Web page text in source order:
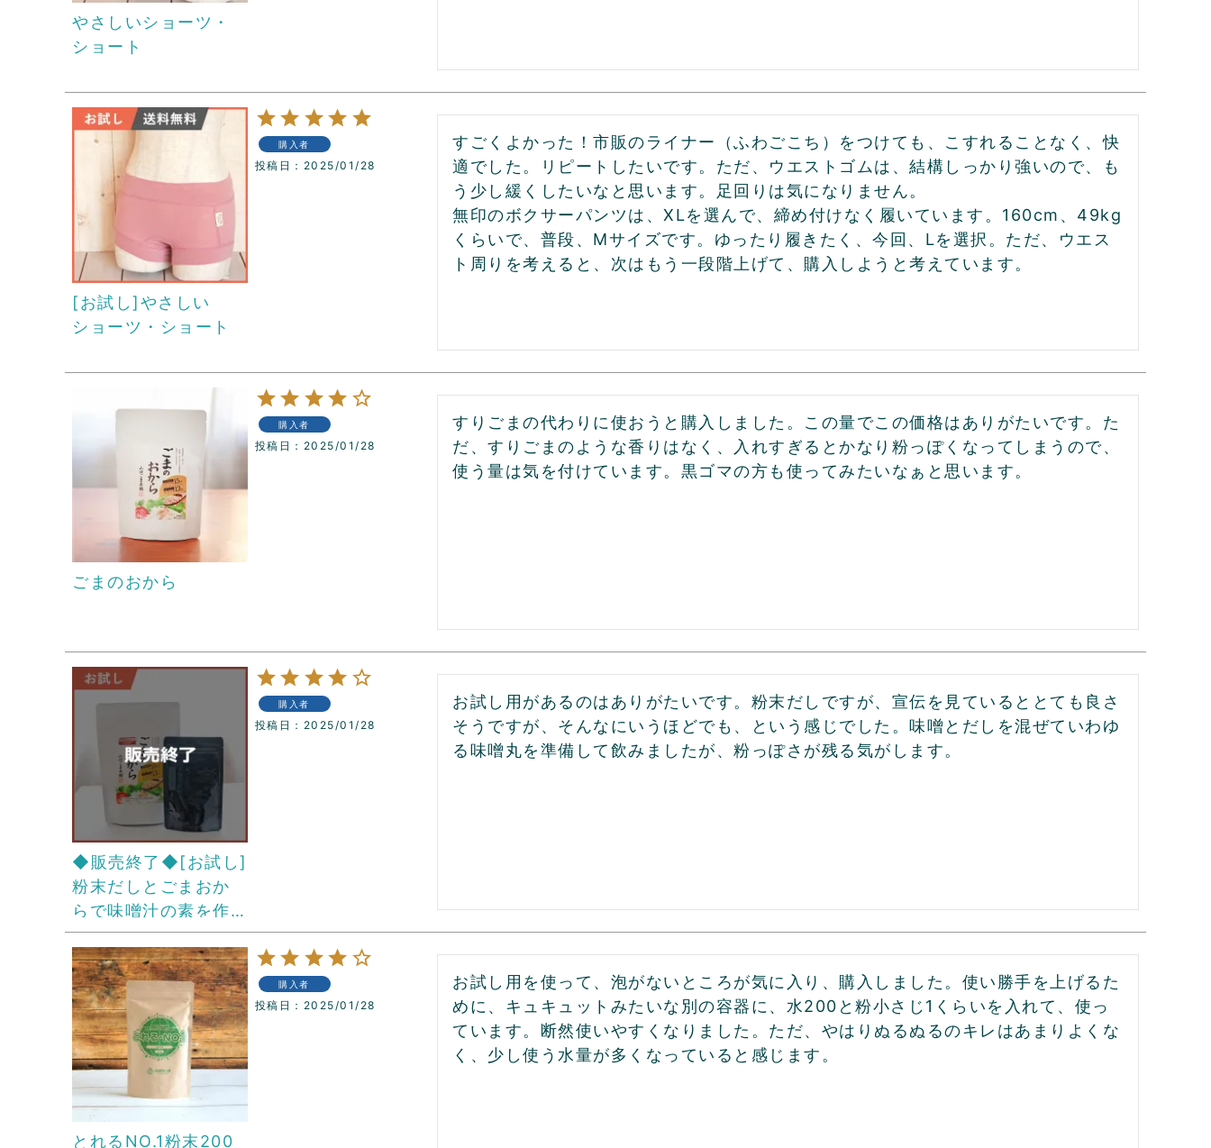
やさしいショーツ・
ショート
[お試し]やさしい
ショーツ・ショート
購入者
投稿日 2025/01/28
すごくよかった！市販のライナー（ふわごこち）をつけても、こすれることなく、快
適でした。リピートしたいです。ただ、ウエストゴムは、結構しっかり強いので、も
う少し緩くしたいなと思います。足回りは気になりません。
無印のボクサーパンツは、XLを選んで、締め付けなく履いています。160cm、49kg
くらいで、普段、Mサイズです。ゆったり履きたく、今回、Lを選択。ただ、ウエス
ト周りを考えると、次はもう一段階上げて、購入しようと考えています。
ごまのおから
購入者
投稿日 2025/01/28
すりごまの代わりに使おうと購入しました。この量でこの価格はありがたいです。た
だ、すりごまのような香りはなく、入れすぎるとかなり粉っぽくなってしまうので、
使う量は気を付けています。黒ゴマの方も使ってみたいなぁと思います。
◆販売終了◆[お試し]
粉末だしとごまおか
らで味噌汁の素を作
るセット
購入者
投稿日 2025/01/28
お試し用があるのはありがたいです。粉末だしですが、宣伝を見ているととても良さ
そうですが、そんなにいうほどでも、という感じでした。味噌とだしを混ぜていわゆ
る味噌丸を準備して飲みましたが、粉っぽさが残る気がします。
とれるNO.1粉末200
購入者
投稿日 2025/01/28
お試し用を使って、泡がないところが気に入り、購入しました。使い勝手を上げるた
めに、キュキュットみたいな別の容器に、水200と粉小さじ1くらいを入れて、使っ
ています。断然使いやすくなりました。ただ、やはりぬるぬるのキレはあまりよくな
く、少し使う水量が多くなっていると感じます。